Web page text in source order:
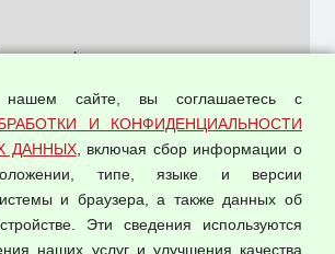
и конфиденциальности
персональных данных
продажи
нашем сайте, вы соглашаетесь с
И КОНФИДЕНЦИАЛЬНОСТИ
ДАННЫХ, включая сбор информации о
типе, языке и версии
и браузера, а также данных об
Эти сведения используются
наших услуг и улучшения качества